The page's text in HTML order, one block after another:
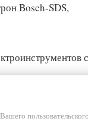
Bosch-SDS,
интрумента